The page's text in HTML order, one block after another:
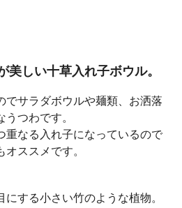
美しい十草入れ子ボウル。
でサラダボウルや麺類、お洒落
つわです。
重なる入れ子になっているので
ススメです。
する小さい竹のような植物。